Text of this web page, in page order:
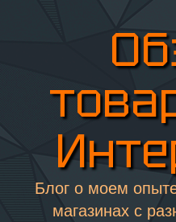
Блог о моем
магазинах с